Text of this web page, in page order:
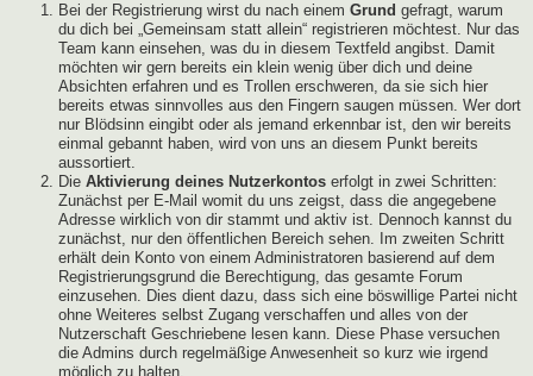
Bei der Registrierung wirst du nach einem Grund gefragt, warum
du dich bei „Gemeinsam statt allein“ registrieren möchtest. Nur das
Team kann einsehen, was du in diesem Textfeld angibst. Damit
möchten wir gern bereits ein klein wenig über dich und deine
Absichten erfahren und es Trollen erschweren, da sie sich hier
bereits etwas sinnvolles aus den Fingern saugen müssen. Wer dort
nur Blödsinn eingibt oder als jemand erkennbar ist, den wir bereits
einmal gebannt haben, wird von uns an diesem Punkt bereits
aussortiert.
Die Aktivierung deines Nutzerkontos erfolgt in zwei Schritten:
Zunächst per E-Mail womit du uns zeigst, dass die angegebene
Adresse wirklich von dir stammt und aktiv ist. Dennoch kannst du
zunächst, nur den öffentlichen Bereich sehen. Im zweiten Schritt
erhält dein Konto von einem Administratoren basierend auf dem
Registrierungsgrund die Berechtigung, das gesamte Forum
einzusehen. Dies dient dazu, dass sich eine böswillige Partei nicht
ohne Weiteres selbst Zugang verschaffen und alles von der
Nutzerschaft Geschriebene lesen kann. Diese Phase versuchen
die Admins durch regelmäßige Anwesenheit so kurz wie irgend
möglich zu halten.